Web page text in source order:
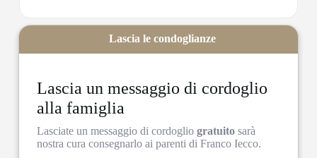
Lascia un messaggio di cordoglio
alla famiglia
Lasciate un messaggio di cordogliogratuito sarà
nostra cura consegnarlo ai parenti di Franco Iecco.
Lascia le condoglianze